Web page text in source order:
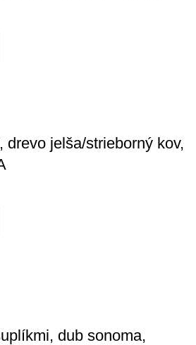
drevo jelša/strieborný kov,
dub sonoma,